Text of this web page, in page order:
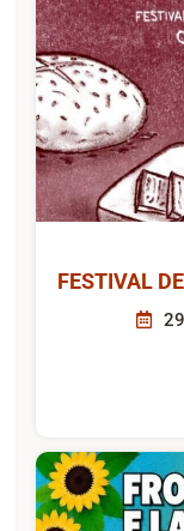
FESTIVAL